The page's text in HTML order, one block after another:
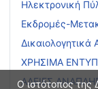
Ο ιστότοπος της
Ηλεκτρονική
Εκδρομές-
ΧΡΗΣΙΜΑ
ΑΔΕΙΕΣ